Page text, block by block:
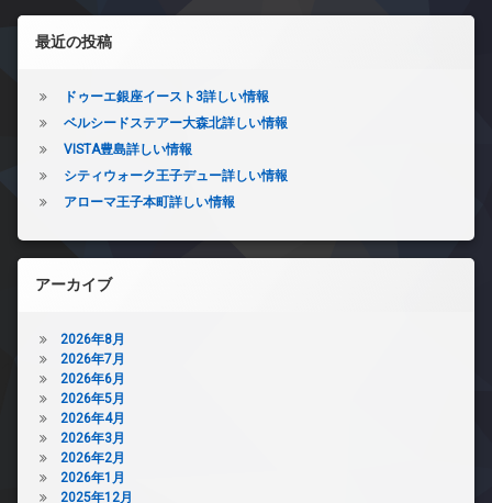
左サイドバー
最近の投稿
ドゥーエ銀座イースト3詳しい情報
ベルシードステアー大森北詳しい情報
VISTA豊島詳しい情報
シティウォーク王子デュー詳しい情報
アローマ王子本町詳しい情報
アーカイブ
2026年8月
2026年7月
2026年6月
2026年5月
2026年4月
2026年3月
2026年2月
2026年1月
2025年12月